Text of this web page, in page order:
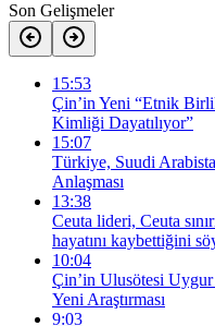
Son Gelişmeler
15:53
Çin’in Yeni “Etnik
Kimliği Dayatılıyor”
15:07
Türkiye, Suudi
Anlaşması
13:38
Ceuta lideri, Ceuta
hayatını kaybettiğini
10:04
Çin’in Ulusötesi Uygur
Yeni Araştırması
9:03